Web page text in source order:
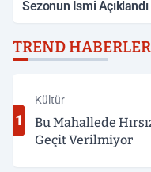
Sezonun İsmi Açıklandı
TREND HABERLER
1
Kültür
Bu Mahallede
Geçit Verilmiyor